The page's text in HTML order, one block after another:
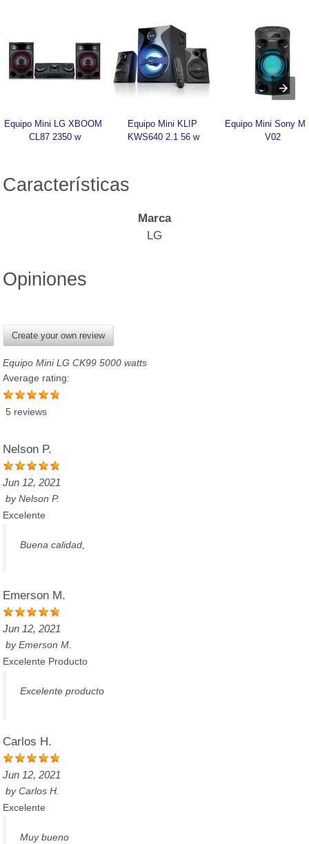
Equipo Mini LG XBOOM
CL87 2350 w
Equipo Mini KLIP
KWS640 2.1 56 w
Equipo Mini Sony
V02
Características
Marca
LG
Opiniones
Create your own review
Equipo Mini LG CK99 5000 watts
Average rating:
5 reviews
Nelson P.
Jun 12, 2021
byNelson P.
Excelente
Buena calidad,
Emerson M.
Jun 12, 2021
byEmerson M.
Excelente Producto
Excelente producto
Carlos H.
Jun 12, 2021
byCarlos H.
Excelente
Muy bueno